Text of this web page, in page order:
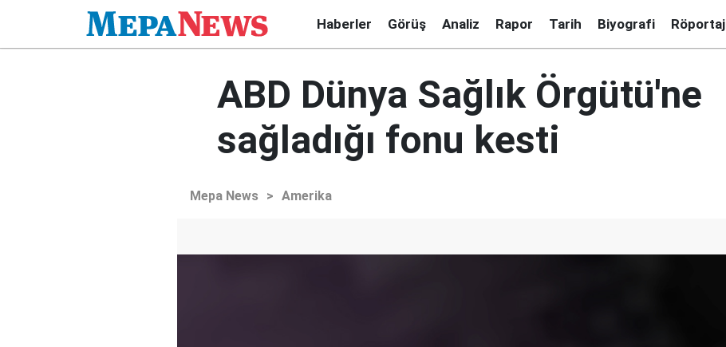
Haberler Görüş Analiz Rapor Tarih Biyografi Röportaj
ABD Dünya Sağlık Örgütü'ne
sağladığı fonu kesti
Mepa News > Amerika